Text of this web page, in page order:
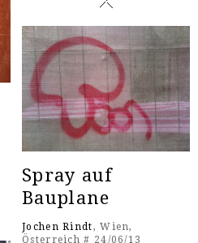
Spray auf
Bauplane
Jochen Rindt, Wien,
Österreich # 24/06/13